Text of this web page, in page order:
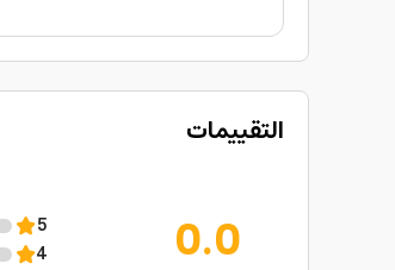
التقييمات
0.0
5
4